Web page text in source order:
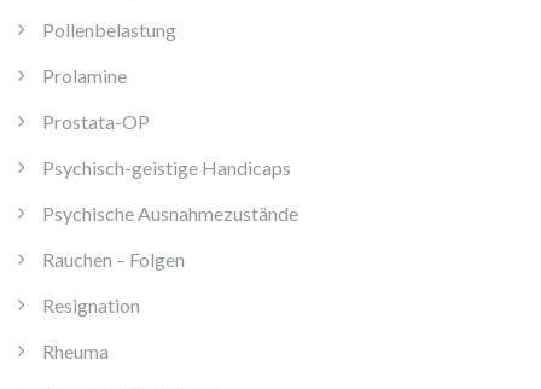
Pollenbelastung
Prolamine
Prostata-OP
Psychisch-geistige Handicaps
Psychische Ausnahmezustände
Rauchen – Folgen
Resignation
Rheuma